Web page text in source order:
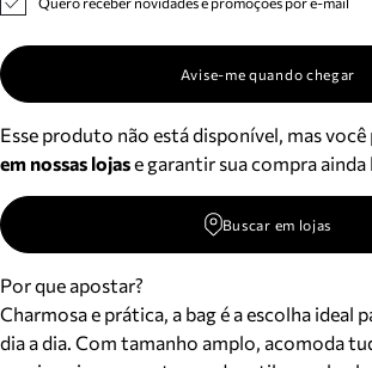
Avise-me quando chegar
Esse produto não está disponível, mas você
em nossas lojase garantir sua compra ainda
Buscar em lojas
Por que apostar?
Charmosa e prática, a bag é a escolha ideal
dia a dia. Com tamanho amplo, acomoda